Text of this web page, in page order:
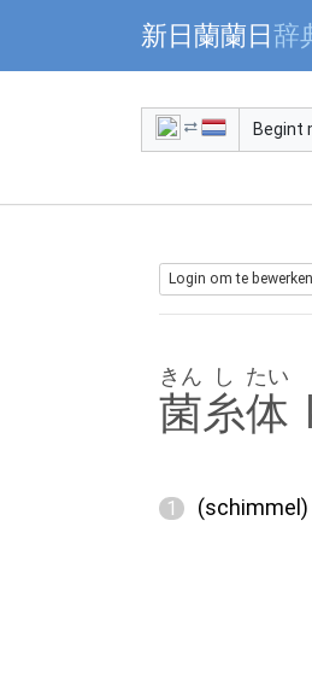
Warning: Undefined array key
新日蘭蘭日辞
Begint
Login om te
菌
きん
糸
し
体
たい
1